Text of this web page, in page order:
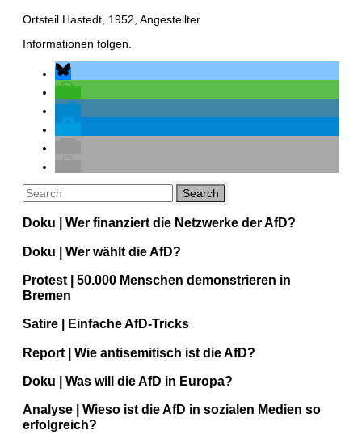
Ortsteil Hastedt, 1952, Angestellter
Informationen folgen.
Doku | Wer finanziert die Netzwerke der AfD?
Doku | Wer wählt die AfD?
Protest | 50.000 Menschen demonstrieren in
Bremen
Satire | Einfache AfD-Tricks
Report | Wie antisemitisch ist die AfD?
Doku | Was will die AfD in Europa?
Analyse | Wieso ist die AfD in sozialen Medien so
erfolgreich?